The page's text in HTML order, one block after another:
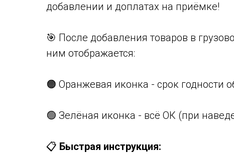
добавлении и доплатах на приёмке!
🎯 После добавления товаров в
ним отображается:
🟠 Оранжевая иконка - срок годности
🟢 Зелёная иконка - всё ОК (при
📋 Быстрая инструкция: